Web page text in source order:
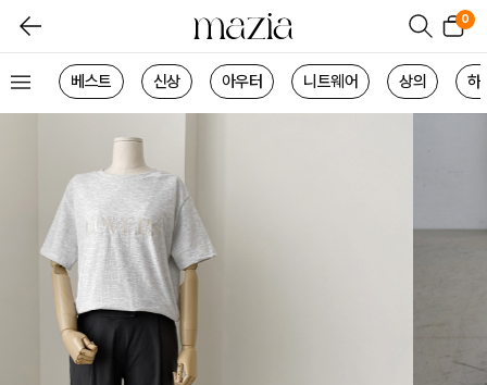
0
베스트 신상 아우터 니트웨어 상의 하